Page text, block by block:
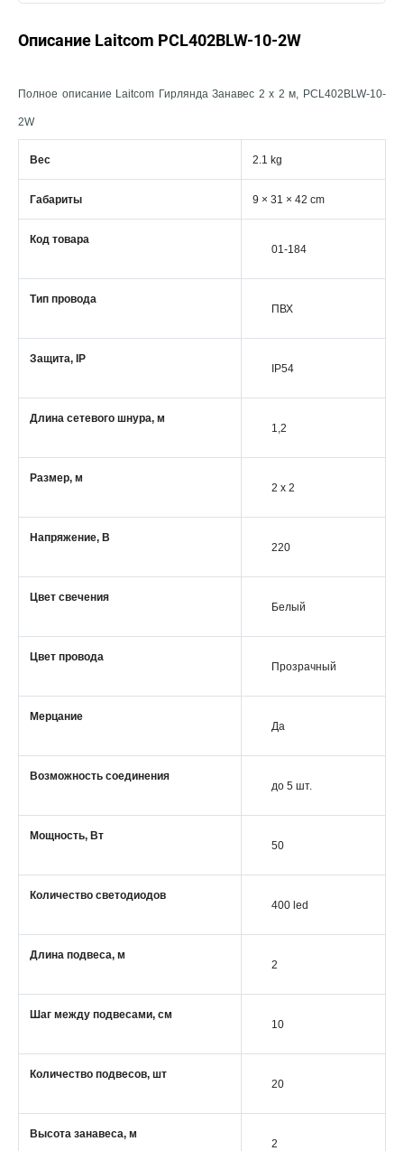
Описание Laitcom PCL402BLW-10-2W
Полное описание Laitcom Гирлянда Занавес 2 x 2 м, PCL402BLW-10-
2W
Вес 2.1 kg
Габариты 9 × 31 × 42 cm
Код товара
01-184
Тип провода
ПВХ
Защита, IP
IP54
Длина сетевого шнура, м
1,2
Размер, м
2 x 2
Напряжение, В
220
Цвет свечения
Белый
Цвет провода
Прозрачный
Мерцание
Да
Возможность соединения
до 5 шт.
Мощность, Вт
50
Количество светодиодов
400 led
Длина подвеса, м
2
Шаг между подвесами, см
10
Количество подвесов, шт
20
Высота занавеса, м
2